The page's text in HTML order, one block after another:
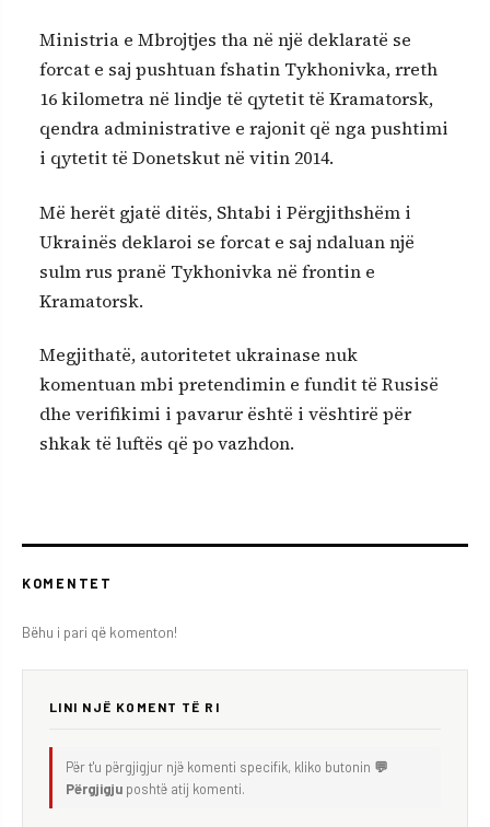
Ministria e Mbrojtjes tha në një deklaratë se
forcat e saj pushtuan fshatin Tykhonivka, rreth
16 kilometra në lindje të qytetit të Kramatorsk,
qendra administrative e rajonit që nga pushtimi
i qytetit të Donetskut në vitin 2014.
Më herët gjatë ditës, Shtabi i Përgjithshëm i
Ukrainës deklaroi se forcat e saj ndaluan një
sulm rus pranë Tykhonivka në frontin e
Kramatorsk.
Megjithatë, autoritetet ukrainase nuk
komentuan mbi pretendimin e fundit të Rusisë
dhe verifikimi i pavarur është i vështirë për
shkak të luftës që po vazhdon.
KOMENTET
Bëhu i pari që komenton!
LINI NJË KOMENT TË RI
Për t'u përgjigjur një komenti specifik, kliko butonin 💬
Përgjigju poshtë atij komenti.